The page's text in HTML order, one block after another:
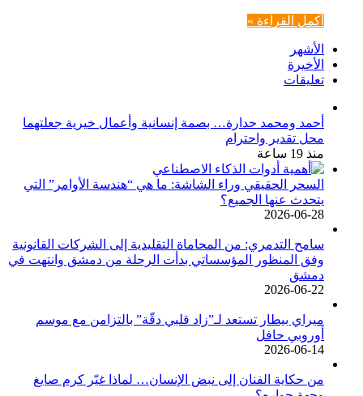
أكمل القراءة »
الأشهر
الأخيرة
تعليقات
أحمد ومحمد حدارة… بصمة إنسانية وأعمال خيرية جعلتهما
محل تقدير واحترام
منذ 19 ساعة
السحر الحقيقي وراء الشاشة: ما هي “هندسة الأوامر” التي
يتحدث عنها الجميع؟
2026-06-28
سامح التدمري: من المحاماة التقليدية إلى الشركات القانونية
وفق المنظور المؤسساتي بدأت الرحلة من دمشق وانتهت في
دمشق
2026-06-22
ميراي بيطار تستعد لـ”زاد قلبي دقّة” بالتزامن مع موسم
أوروبي حافل
2026-06-14
من حكاية الفنان إلى نبض الإنسان… لماذا غيّر كرم صايغ